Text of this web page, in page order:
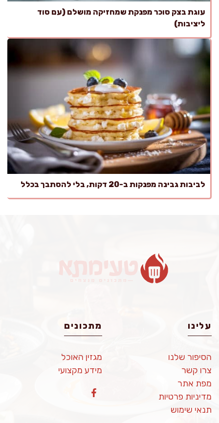
עוגת בצק סוכר מפנקת שמחזיקה מושלם (עם סוד
ליציבות)
לביבות גבינה מפנקות ב-20 דקות, בלי להסתבך בכלל
עלינו
הסיפור שלנו
צרו קשר
מפת אתר
מדיניות פרטיות
תנאי שימוש
מתכונים
מגזין האוכל
מידע מקצועי